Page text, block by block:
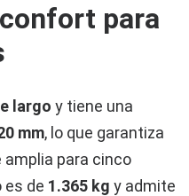
para
largo y tiene una
mm, lo que garantiza
para cinco
es de 1.365 kg y admite